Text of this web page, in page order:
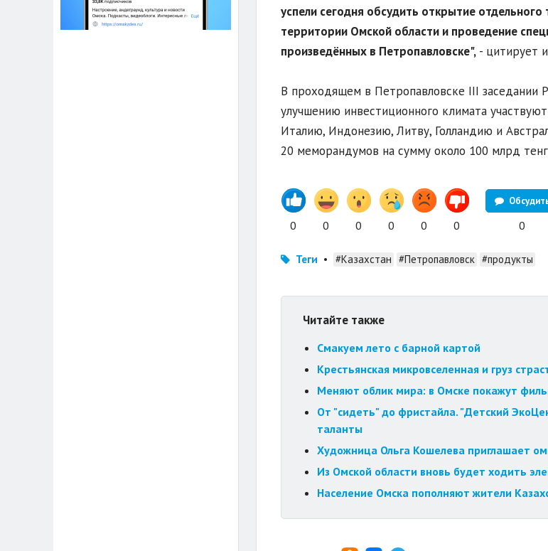
успели сегодня обсудить открытие
территории Омской области и проведение
произведённых в Петропавловске",- цитирует
В проходящем в Петропавловске III заседании
улучшению инвестиционного климата
Италию, Индонезию, Литву, Голландию и
20 меморандумов на сумму около 100 млрд
0 0 0 0 0 0 0
Теги • #Казахстан #Петропавловск #продукты
Читайте также
Смакуем лето с барной картой
Крестьянская микровселенная и груз
Меняют облик мира: в Омске покажут
От "сидеть" до фристайла. "Детский
таланты
Художница Ольга Кошелева приглашает
Из Омской области вновь будет ходить
Население Омска пополняют жители